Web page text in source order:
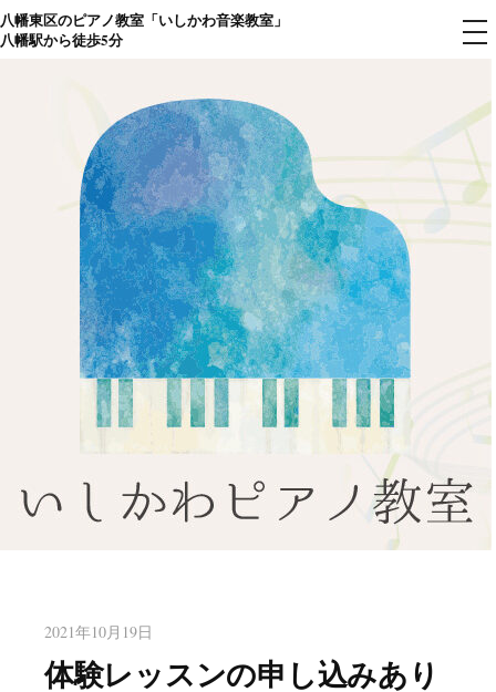
コ
ン
八幡東区のピアノ教室「いしかわ音楽教室」
八幡駅から徒歩5分
メ
ニ
2021年10月19日
体験レッスンの申し込みあり